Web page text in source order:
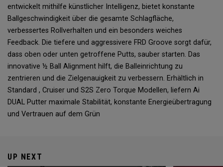
entwickelt mithilfe künstlicher Intelligenz, bietet konstante
Ballgeschwindigkeit über die gesamte Schlagfläche,
verbessertes Rollverhalten und ein besonders weiches
Feedback. Die tiefere und aggressivere FRD Groove sorgt dafür,
dass oben oder unten getroffene Putts, sauber starten. Das
innovative ½ Ball Alignment hilft, die Balleinrichtung zu
zentrieren und die Zielgenauigkeit zu verbessern. Erhältlich in
Standard , Cruiser und S2S Zero Torque Modellen, liefern Ai
DUAL Putter maximale Stabilität, konstante Energieübertragung
und Vertrauen auf dem Grün
UP NEXT